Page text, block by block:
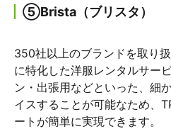
⑤Brista（ブリスタ）
350社以上のブランドを取り
に特化した洋服レンタルサー
ン・出張用などといった、細
イスすることが可能なため、
ートが簡単に実現できます。